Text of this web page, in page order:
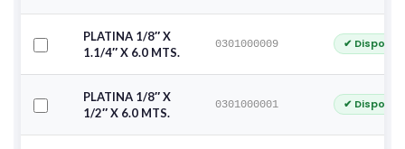
PLATINA 1/8″ X
1.1/4″ X 6.0 MTS.
0301000009 ✔
PLATINA 1/8″ X
1/2″ X 6.0 MTS.
0301000001 ✔